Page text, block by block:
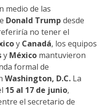
medio de las
Donald Trump desde
no tener el
y Canadá, los equipos
y México mantuvieron
formal de
Washington, D.C. La
15 al 17 de junio,
el secretario de